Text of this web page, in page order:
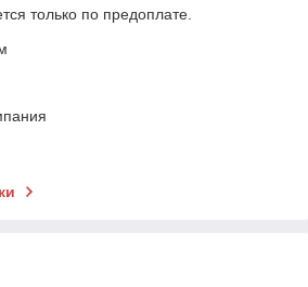
только по предоплате.